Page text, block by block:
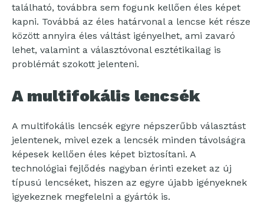
található, továbbra sem fogunk kellően éles képet
kapni. Továbbá az éles határvonal a lencse két része
között annyira éles váltást igényelhet, ami zavaró
lehet, valamint a választóvonal esztétikailag is
problémát szokott jelenteni.
A multifokális lencsék
A multifokális lencsék egyre népszerűbb választást
jelentenek, mivel ezek a lencsék minden távolságra
képesek kellően éles képet biztosítani. A
technológiai fejlődés nagyban érinti ezeket az új
típusú lencséket, hiszen az egyre újabb igényeknek
igyekeznek megfelelni a gyártók is.